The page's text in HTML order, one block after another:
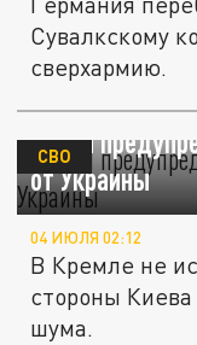
Сувалкскому
сверхармию.
Путин
от Украины
СВО
04 ИЮЛЯ 02:12
В Кремле не
стороны
шума.